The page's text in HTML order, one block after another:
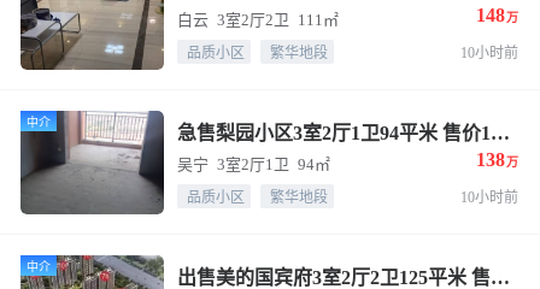
白云 3室2厅2卫 111㎡ 148万
品质小区 繁华地段 10小时前
中介
急售梨园小区3室2厅1卫94平米 售价138万
吴宁 3室2厅1卫 94㎡ 138万
品质小区 繁华地段 10小时前
中介
出售美的国宾府3室2厅2卫125平米 售价面议